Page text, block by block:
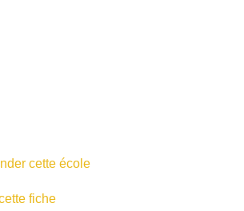
cette école
fiche